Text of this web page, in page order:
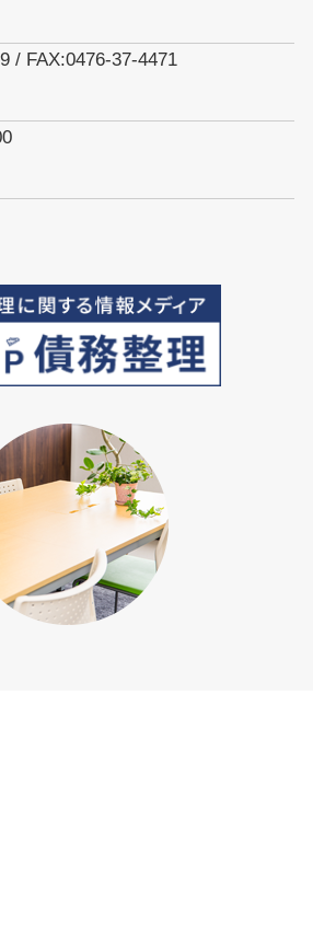
/ FAX:0476-37-4471